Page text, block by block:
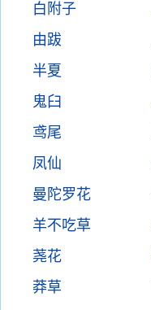
白附子
由跋
半夏
鬼臼
鸢尾
凤仙
曼陀罗花
羊不吃草
荛花
莽草